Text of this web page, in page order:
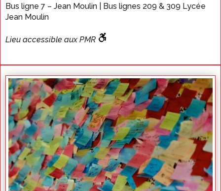
Bus ligne 7 – Jean Moulin | Bus lignes 209 & 309 Lycée
Jean Moulin
Lieu accessible aux PMR